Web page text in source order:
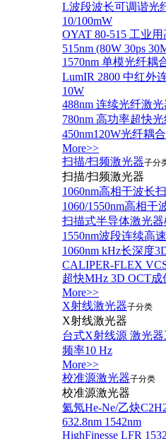
L波段波长可调谐光
10/100mW
OYAT 80-515 工业
515nm (80W 30ps
1570nm 单模光纤耦
LumIR 2800 中红外
10W
488nm 连续光纤激
780nm 高功率超快
450nm120W光纤耦
More>>
扫描/扫频激光器子分
扫描/扫频激光器
1060nm高相干波长
1060/1550nm高相干
扫描式半导体激光器
1550nm波段连续高
1060nm kHz长深度
CALIPER-FLEX
超快MHz 3D OCT
More>>
X射线激光器子分类
X射线激光器
台式X射线源 激光器
频率10 Hz
More>>
校准源激光器子分类
校准源激光器
氦氖He-Ne/乙炔
632.8nm 1542nm
HighFinesse LFR